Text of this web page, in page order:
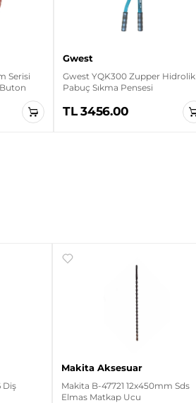
Serisi
Gwest
Gwest YQK300 Zupper Hidrolik
Pabuç Sıkma Pensesi
TL 3456.00
Diş
Makita Aksesuar
Makita B-47721 12x450mm Sds
Elmas Matkap Ucu